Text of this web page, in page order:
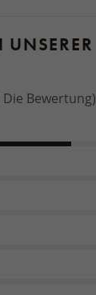
UNSERER
Die Bewertung)